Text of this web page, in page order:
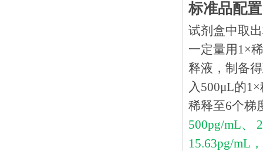
标准品配置
试剂盒中取
一定量用1×
释液，制备
入500μL的
稀释至6个梯
500pg/mL、
15.63pg/mL，